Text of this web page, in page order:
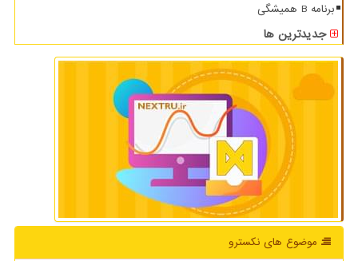
برنامه B همیشگی
جدیدترین ها
موضوع های نكسترو